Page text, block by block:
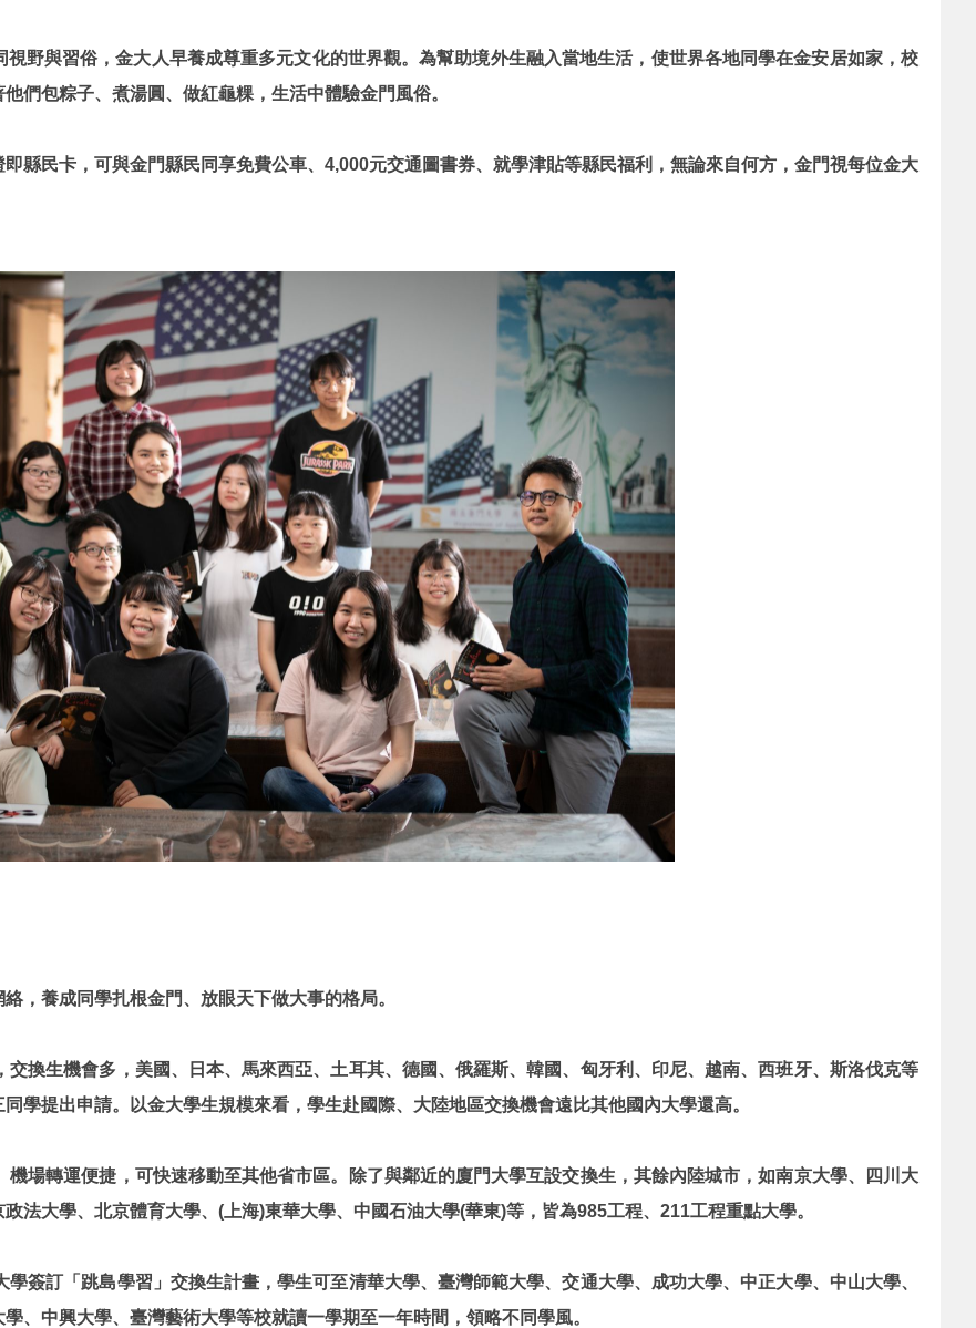
野與習俗，金大人早養成尊重多元文化的世界觀。為幫助境外生融入當地生活，使世界各地同學在金安居如家，校
們包粽子、煮湯圓、做紅龜粿，生活中體驗金門風俗。
縣民卡，可與金門縣民同享免費公車、4,000元交通圖書券、就學津貼等縣民福利，無論來自何方，金門視每位金大
，養成同學扎根金門、放眼天下做大事的格局。
換生機會多，美國、日本、馬來西亞、土耳其、德國、俄羅斯、韓國、匈牙利、印尼、越南、西班牙、斯洛伐克等
學提出申請。以金大學生規模來看，學生赴國際、大陸地區交換機會遠比其他國內大學還高。
場轉運便捷，可快速移動至其他省市區。除了與鄰近的廈門大學互設交換生，其餘內陸城市，如南京大學、四川大
法大學、北京體育大學、(上海)東華大學、中國石油大學(華東)等，皆為985工程、211工程重點大學。
簽訂「跳島學習」交換生計畫，學生可至清華大學、臺灣師範大學、交通大學、成功大學、中正大學、中山大學、
、中興大學、臺灣藝術大學等校就讀一學期至一年時間，領略不同學風。